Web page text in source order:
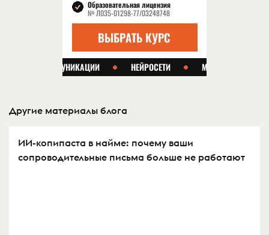
Другие материалы блога
ИИ-копипаста в найме: почему ваши
сопроводительные письма больше не работают